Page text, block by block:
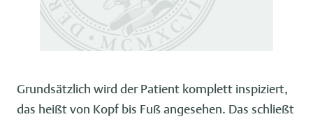
Grundsätzlich wird der Patient komplett inspiziert,
das heißt von Kopf bis Fuß angesehen. Das schließt